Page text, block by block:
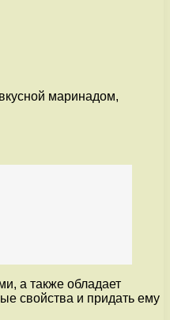
маринадом,
а также обладает
свойства и придать ему